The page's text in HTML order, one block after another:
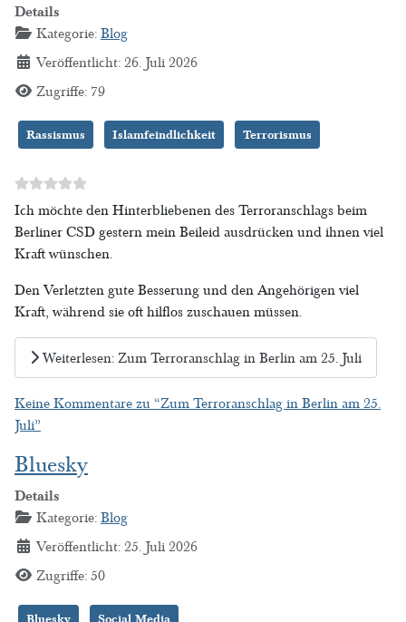
Details
Kategorie: Blog
Veröffentlicht: 26. Juli 2026
Zugriffe: 79
Rassismus Islamfeindlichkeit Terrorismus
Ich möchte den Hinterbliebenen des Terroranschlags beim
Berliner CSD gestern mein Beileid ausdrücken und ihnen viel
Kraft wünschen.
Den Verletzten gute Besserung und den Angehörigen viel
Kraft, während sie oft hilflos zuschauen müssen.
Weiterlesen: Zum Terroranschlag in Berlin am 25. Juli
Keine Kommentare zu “Zum Terroranschlag in Berlin am 25.
Juli”
Bluesky
Details
Kategorie: Blog
Veröffentlicht: 25. Juli 2026
Zugriffe: 50